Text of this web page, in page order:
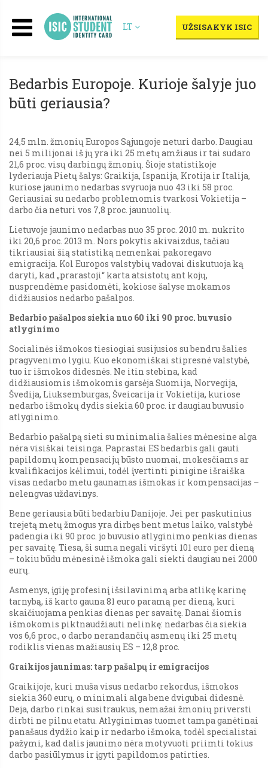
LT UŽSISAKYK ISIC
Bedarbis Europoje. Kurioje šalyje juo
būti geriausia?
24,5 mln. žmonių Europos Sąjungoje neturi darbo. Daugiau
nei 5 milijonai iš jų yra iki 25 metų amžiaus ir tai sudaro
21,6 proc. visų darbingų žmonių. Šioje statistikoje
lyderiauja Pietų šalys: Graikija, Ispanija, Krotija ir Italija,
kuriose jaunimo nedarbas svyruoja nuo 43 iki 58 proc.
Geriausiai su nedarbo problemomis tvarkosi Vokietija –
darbo čia neturi vos 7,8 proc. jaunuolių.
Lietuvoje jaunimo nedarbas nuo 35 proc. 2010 m. nukrito
iki 20,6 proc. 2013 m. Nors pokytis akivaizdus, tačiau
tikriausiai šią statistiką nemenkai pakoregavo
emigracija. Kol Europos valstybių vadovai diskutuoja ką
daryti, kad „prarastoji“ karta atsistotų ant kojų,
nusprendėme pasidomėti, kokiose šalyse mokamos
didžiausios nedarbo pašalpos.
Bedarbio pašalpos siekia nuo 60 iki 90 proc. buvusio
atlyginimo
Socialinės išmokos tiesiogiai susijusios su bendru šalies
pragyvenimo lygiu. Kuo ekonomiškai stipresnė valstybė,
tuo ir išmokos didesnės. Ne itin stebina, kad
didžiausiomis išmokomis garsėja Suomija, Norvegija,
Švedija, Liuksemburgas, Šveicarija ir Vokietija, kuriose
nedarbo išmokų dydis siekia 60 proc. ir daugiau buvusio
atlyginimo.
Bedarbio pašalpą sieti su minimalia šalies mėnesine alga
nėra visiškai teisinga. Paprastai ES bedarbis gali gauti
papildomų kompensacijų būsto nuomai, mokesčiams ar
kvalifikacijos kėlimui, todėl įvertinti pinigine išraiška
visas nedarbo metu gaunamas išmokas ir kompensacijas –
nelengvas uždavinys.
Bene geriausia būti bedarbiu Danijoje. Jei per paskutinius
trejetą metų žmogus yra dirbęs bent metus laiko, valstybė
padengia iki 90 proc. jo buvusio atlyginimo penkias dienas
per savaitę. Tiesa, ši suma negali viršyti 101 euro per dieną
– tokiu būdu mėnesinė išmoka gali siekti daugiau nei 2000
eurų.
Asmenys, įgiję profesinį išsilavinimą arba atlikę karinę
tarnybą, iš karto gauna 81 euro paramą per dieną, kuri
skaičiuojama penkias dienas per savaitę. Danai šiomis
išmokomis piktnaudžiauti nelinkę: nedarbas čia siekia
vos 6,6 proc., o darbo nerandančių asmenų iki 25 metų
rodiklis vienas mažiausių ES – 12,8 proc.
Graikijos jaunimas: tarp pašalpų ir emigracijos
Graikijoje, kuri muša visus nedarbo rekordus, išmokos
siekia 360 eurų, o minimali alga bene dvigubai didesnė.
Deja, darbo rinkai susitraukus, nemažai žmonių priversti
dirbti ne pilnu etatu. Atlyginimas tuomet tampa ganėtinai
panašaus dydžio kaip ir nedarbo išmoka, todėl specialistai
pažymi, kad dalis jaunimo nėra motyvuoti priimti tokius
darbo pasiūlymus ir įgyti papildomos patirties.